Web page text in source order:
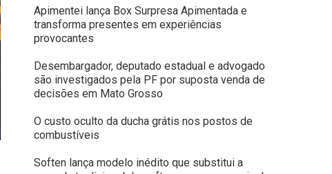
Apimentei lança Box Surpresa Apimentada e
transforma presentes em experiências
provocantes
Desembargador, deputado estadual e advogado
são investigados pela PF por suposta venda de
decisões em Mato Grosso
O custo oculto da ducha grátis nos postos de
combustíveis
Soften lança modelo inédito que substitui a